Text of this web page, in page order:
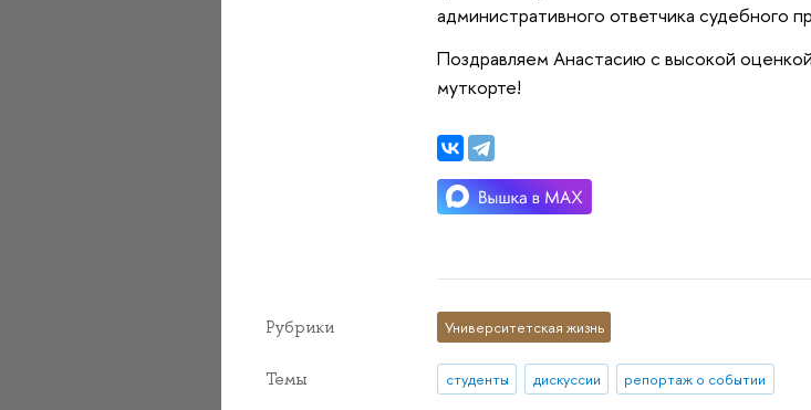
административного ответчика судебного
Поздравляем Анастасию с высокой
муткорте!
Рубрики Университетская жизнь
Темы студенты дискуссии репортаж о событии